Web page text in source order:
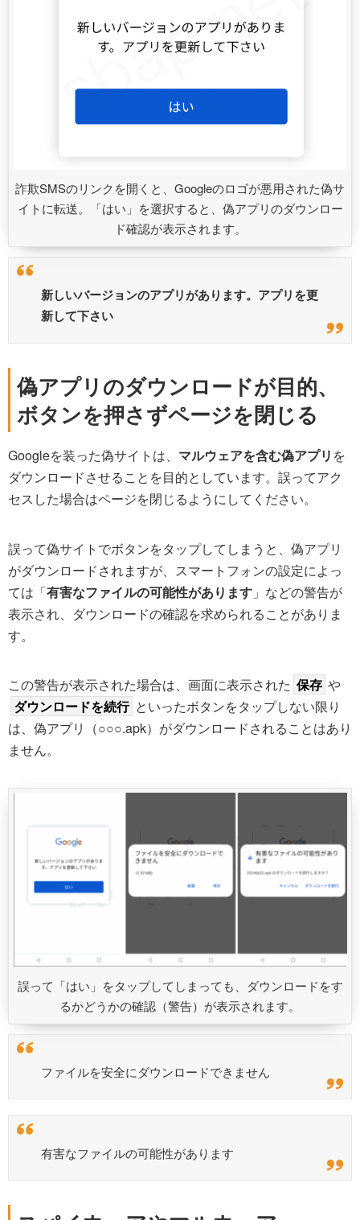
詐欺SMSのリンクを開くと、Googleのロゴが悪用された偽サ
イトに転送。「はい」を選択すると、偽アプリのダウンロー
ド確認が表示されます。
新しいバージョンのアプリがあります。アプリを更
新して下さい
偽アプリのダウンロードが目的、
ボタンを押さずページを閉じる
Googleを装った偽サイトは、 マルウェアを含む偽アプリ を
ダウンロードさせることを目的としています。誤ってアク
セスした場合はページを閉じるようにしてください。
誤って偽サイトでボタンをタップしてしまうと、偽アプリ
がダウンロードされますが、スマートフォンの設定によっ
ては「有害なファイルの可能性があります 」などの警告が
表示され、ダウンロードの確認を求められることがありま
す。
この警告が表示された場合は、画面に表示された 保存 や
ダウンロードを続行 といったボタンをタップしない限り
は、偽アプリ（○○○.apk）がダウンロードされることはあり
ません。
誤って「はい」をタップしてしまっても、ダウンロードをす
るかどうかの確認（警告）が表示されます。
ファイルを安全にダウンロードできません
有害なファイルの可能性があります